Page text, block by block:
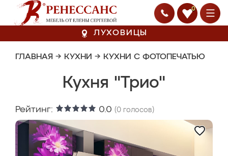
0
ЛУХОВИЦЫ
ГЛАВНАЯ → КУХНИ → КУХНИ С ФОТОПЕЧАТЬЮ
Кухня "Трио"
Рейтинг: 0.0 (0 голосов)